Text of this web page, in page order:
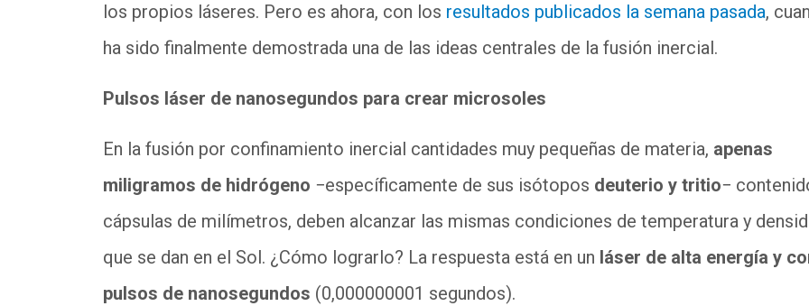
los propios láseres. Pero es ahora, con los resultados publicados la semana pasada,
ha sido finalmente demostrada una de las ideas centrales de la fusión inercial.
Pulsos láser de nanosegundos para crear microsoles
En la fusión por confinamiento inercial cantidades muy pequeñas de materia, apenas
miligramos de hidrógeno −específicamente de sus isótopos deuterio y tritio−
cápsulas de milímetros, deben alcanzar las mismas condiciones de temperatura y
que se dan en el Sol. ¿Cómo lograrlo? La respuesta está en un láser de alta energía y
pulsos de nanosegundos (0,000000001 segundos).